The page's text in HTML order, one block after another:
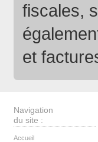
fiscales,
et
Navigation
du site :
Accueil